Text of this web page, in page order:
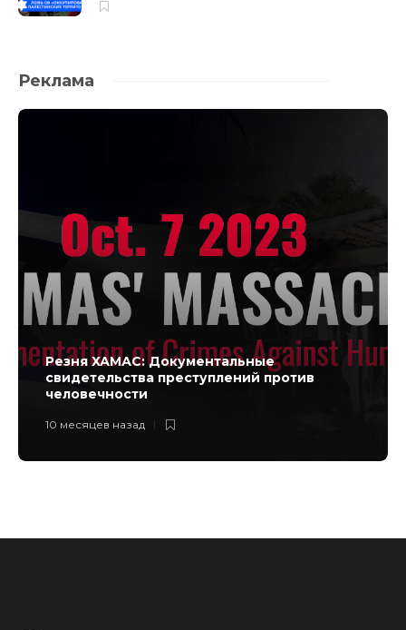
Реклама
Резня ХАМАС: Документальные
свидетельства преступлений против
человечности
10 месяцев назад